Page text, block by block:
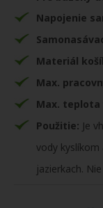
Napojenie
Materiál
Max.
Max. teplota
Použitie: Je
vody kyslíkom
jazierkach.